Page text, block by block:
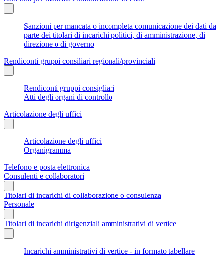
Sanzioni per mancata o incompleta comunicazione dei dati da
parte dei titolari di incarichi politici, di amministrazione, di
direzione o di governo
Rendiconti gruppi consiliari regionali/provinciali
Rendiconti gruppi consigliari
Atti degli organi di controllo
Articolazione degli uffici
Articolazione degli uffici
Organigramma
Telefono e posta elettronica
Consulenti e collaboratori
Titolari di incarichi di collaborazione o consulenza
Personale
Titolari di incarichi dirigenziali amministrativi di vertice
Incarichi amministrativi di vertice - in formato tabellare